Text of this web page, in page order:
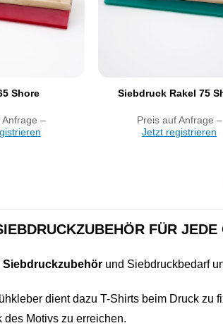
Shore
Anfrage –
Siebdruck Rakel 75
Preis auf Anfrage –
Jetzt registrieren
FÜR JEDE
Siebdruckzubehör und Siebdruckbedarf
dient dazu T-Shirts beim Druck zu
des Motivs zu erreichen.